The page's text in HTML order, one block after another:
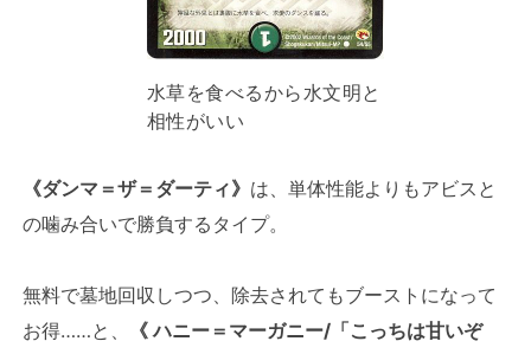
水草を食べるから水文明と
相性がいい
《ダンマ＝ザ＝ダーティ》 は、単体性能よりもアビスと
の噛み合いで勝負するタイプ。
無料で墓地回収しつつ、除去されてもブーストになって
お得……と、
《 ハニー＝マーガニー/「こっちは甘いぞ